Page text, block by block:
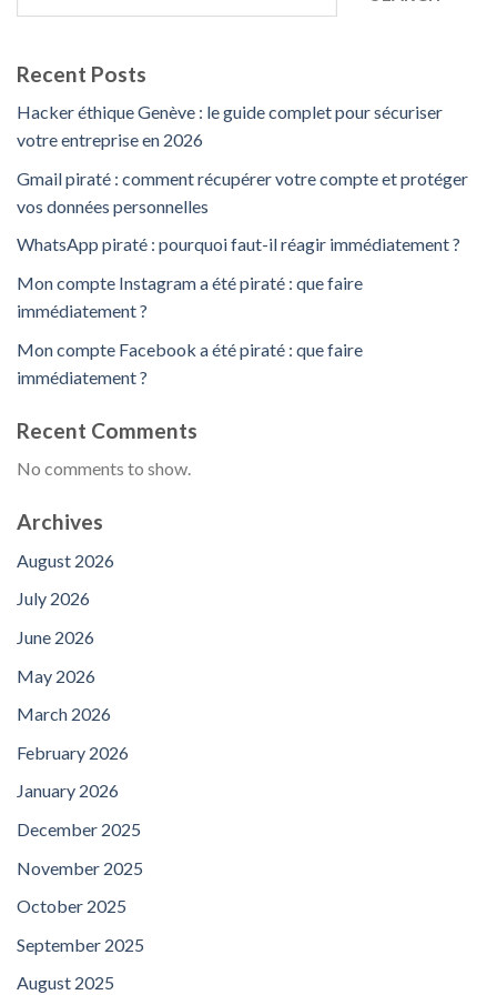
Recent Posts
Hacker éthique Genève : le guide complet pour sécuriser
votre entreprise en 2026
Gmail piraté : comment récupérer votre compte et protéger
vos données personnelles
WhatsApp piraté : pourquoi faut-il réagir immédiatement ?
Mon compte Instagram a été piraté : que faire
immédiatement ?
Mon compte Facebook a été piraté : que faire
immédiatement ?
Recent Comments
No comments to show.
Archives
August 2026
July 2026
June 2026
May 2026
March 2026
February 2026
January 2026
December 2025
November 2025
October 2025
September 2025
August 2025